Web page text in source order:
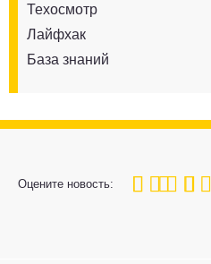
Техосмотр
Лайфхак
База знаний
Оцените новость:
100
1 3 4 5